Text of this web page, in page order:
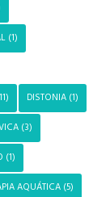
(1)
DISTONIA (1)
(3)
(1)
AQUÁTICA (5)